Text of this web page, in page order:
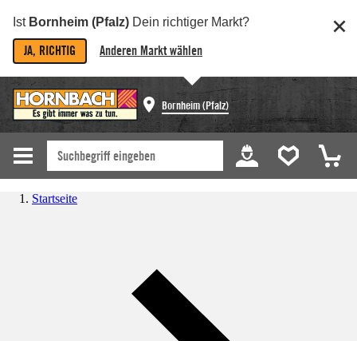
Ist Bornheim (Pfalz) Dein richtiger Markt?
JA, RICHTIG Anderen Markt wählen
Bornheim (Pfalz)
Startseite